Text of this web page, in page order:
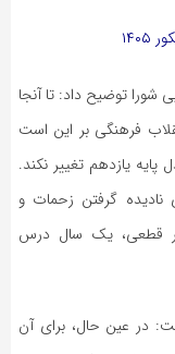
شورا توضیح داد: تا آنجا
فرهنگی بر این است
یازدهم تغییر نکند.
نادیده گرفتن زحمات و
قطعی، یک سال درس
در عین حال، برای آن